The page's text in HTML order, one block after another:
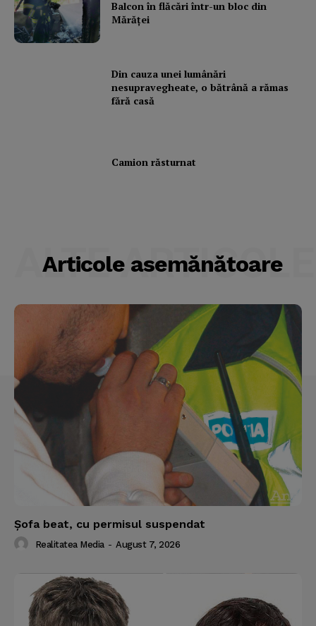
Balcon în flăcări într-un bloc din
Mărăţei
Din cauza unei lumânări
nesupravegheate, o bătrână a rămas
fără casă
Camion răsturnat
Articole asemănătoare
ALTE ARTICOLE
Şofa beat, cu permisul suspendat
Realitatea Media - August 7, 2026